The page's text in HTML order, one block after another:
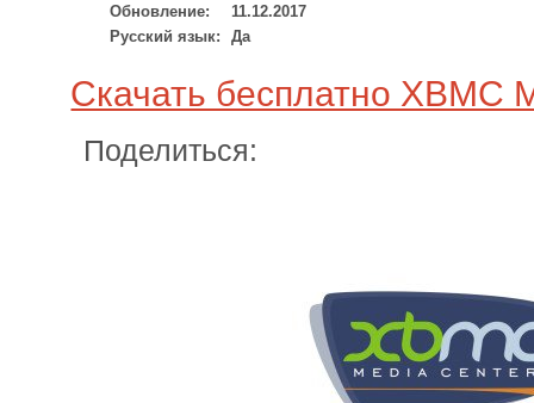
Обновление:
11.12.2017
Русский язык:
Да
Скачать бесплатно XBMC
Поделиться: